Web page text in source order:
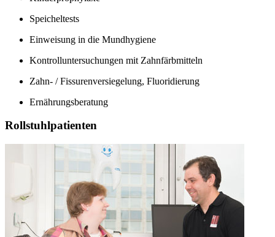
Speicheltests
Einweisung in die Mundhygiene
Kontrolluntersuchungen mit Zahnfärbmitteln
Zahn- / Fissurenversiegelung, Fluoridierung
Ernährungsberatung
Rollstuhlpatienten